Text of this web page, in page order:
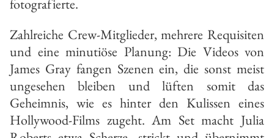
fotografierte.
Zahlreiche Crew-Mitglieder, mehrere Requisiten
und eine minutiöse Planung: Die Videos von
James Gray fangen Szenen ein, die sonst meist
ungesehen bleiben und lüften somit das
Geheimnis, wie es hinter den Kulissen eines
Hollywood-Films zugeht. Am Set macht Julia